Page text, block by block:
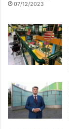
07/12/2023